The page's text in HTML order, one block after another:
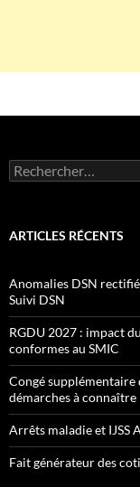
Rechercher :
ARTICLES RÉCENTS
Anomalies DSN
Suivi DSN
RGDU 2027 : impact
conformes au SMIC
Congé supplémentaire
démarches à connaître
Arrêts maladie et IJSS
Fait générateur des